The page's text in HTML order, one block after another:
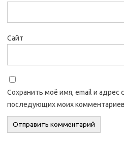
Сайт
Сохранить моё имя, email и адрес
последующих моих